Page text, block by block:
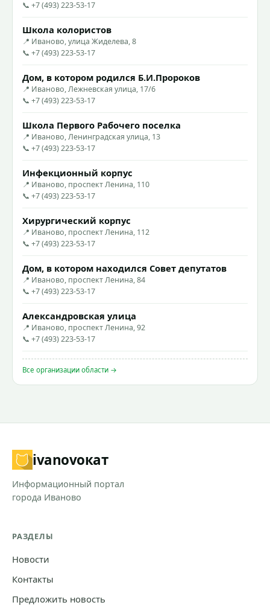
📞 +7 (493) 223-53-17
Школа колористов
📍 Иваново, улица Жиделева, 8
📞 +7 (493) 223-53-17
Дом, в котором родился Б.И.Пророков
📍 Иваново, Лежневская улица, 17/6
📞 +7 (493) 223-53-17
Школа Первого Рабочего поселка
📍 Иваново, Ленинградская улица, 13
📞 +7 (493) 223-53-17
Инфекционный корпус
📍 Иваново, проспект Ленина, 110
📞 +7 (493) 223-53-17
Хирургический корпус
📍 Иваново, проспект Ленина, 112
📞 +7 (493) 223-53-17
Дом, в котором находился Совет депутатов
📍 Иваново, проспект Ленина, 84
📞 +7 (493) 223-53-17
Александровская улица
📍 Иваново, проспект Ленина, 92
📞 +7 (493) 223-53-17
Все организации области →
ivanovoкат
Информационный портал
города Иваново
РАЗДЕЛЫ
Новости
Контакты
Предложить новость